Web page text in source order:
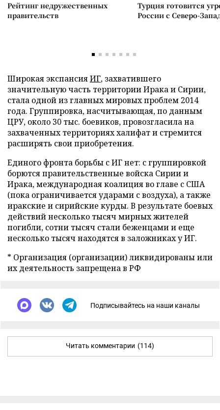
Рейтинг недружественных
правительств
Турция готовится
России с Северо-
Широкая экспансияИГ, захватившего
значительную часть территории Ирака и Сирии,
стала одной из главных мировых проблем 2014
года. Группировка, насчитывающая, по данным
ЦРУ, около 30 тыс. боевиков, провозгласила на
захваченных территориях халифат и стремится
расширять свои приобретения.
Единого фронта борьбы с ИГ нет: с группировкой
борются правительственные войска Сирии и
Ирака, международная коалиция во главе с США
(пока ограничивается ударами с воздуха), а также
иракские и сирийские курды. В результате боевых
действий несколько тысяч мирных жителей
погибли, сотни тысяч стали беженцами и еще
несколько тысяч находятся в заложниках у ИГ.
* Организация (организации) ликвидированы или
их деятельность запрещена в РФ
Подписывайтесь на наши каналы
Читать комментарии (114)